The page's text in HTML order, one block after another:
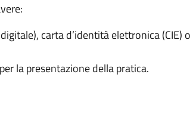
carta d’identità elettronica (CIE)
la presentazione della pratica.